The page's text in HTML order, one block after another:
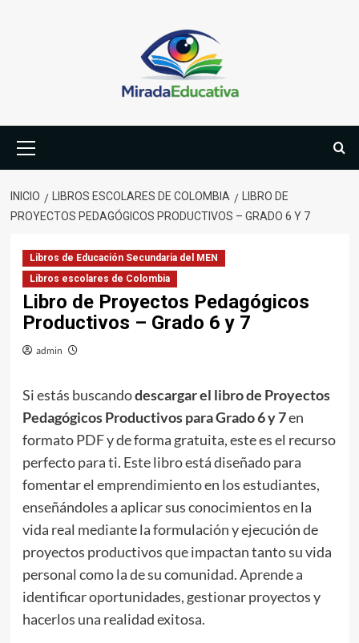
primario
INICIO LIBROS ESCOLARES DE COLOMBIA
LIBRO DE
PROYECTOS PEDAGÓGICOS PRODUCTIVOS – GRADO 6 Y 7
Libros de Educación Secundaria del MEN
Libros escolares de Colombia
Libro de Proyectos Pedagógicos
Productivos – Grado 6 y 7
admin
Si estás buscandodescargar el libro de Proyectos
Pedagógicos Productivos para Grado 6 y 7en
formato PDF y de forma gratuita, este es el recurso
perfecto para ti. Este libro está diseñado para
fomentar el emprendimiento en los estudiantes,
enseñándoles a aplicar sus conocimientos en la
vida real mediante la formulación y ejecución de
proyectos productivos que impactan tanto su vida
personal como la de su comunidad. Aprende a
identificar oportunidades, gestionar proyectos y
hacerlos una realidad exitosa.